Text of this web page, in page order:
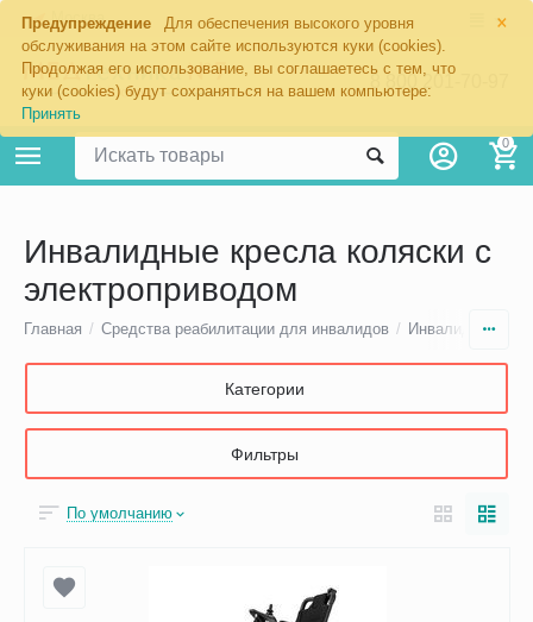
×
Предупреждение
Для обеспечения высокого уровня
обслуживания на этом сайте используются куки (cookies).
Продолжая его использование, вы соглашаетесь с тем, что
куки (cookies) будут сохраняться на вашем компьютере:
Принять
Москва
8 800 201-70-97
0
Инвалидные кресла коляски с
электроприводом
Главная / Средства реабилитации для инвалидов / Инвалидные
Категории
Фильтры
По умолчанию